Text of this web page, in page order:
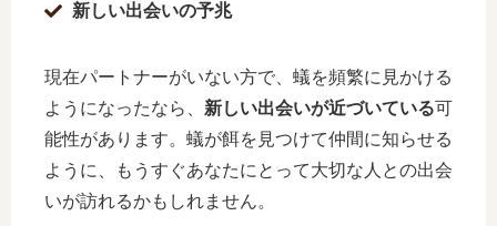
新しい出会いの予兆
現在パートナーがいない方で、蟻を頻繁に見かける
ようになったなら、 新しい出会いが近づいている可
能性があります。蟻が餌を見つけて仲間に知らせる
ように、もうすぐあなたにとって大切な人との出会
いが訪れるかもしれません。